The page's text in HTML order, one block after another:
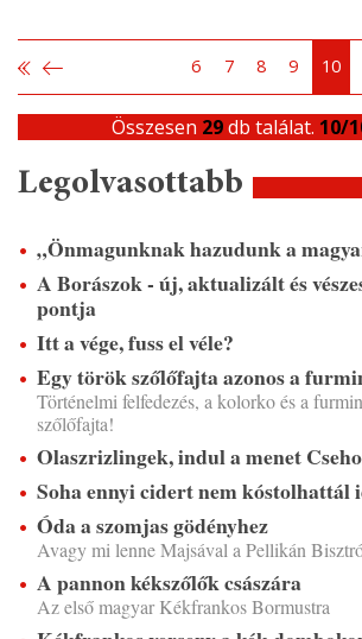
6 7 8 9 10
Összesen 29db találat. 10/
Legolvasottabb
„Önmagunknak hazudunk a
A Borászok - új, aktualizált és
pontja
Itt a vége, fuss el véle?
Egy török szőlőfajta azonos a
Történelmi felfedezés, a kolorko és a
szőlőfajta!
Olaszrizlingek, indul a menet
Soha ennyi cidert nem kóstolhattál
Óda a szomjas gödényhez
Avagy mi lenne Majsával a Pellikán
A pannon kékszőlők császára
Az első magyar Kékfrankos Bormustra